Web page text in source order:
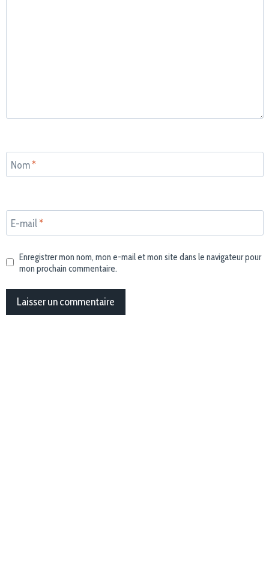
Nom *
E-mail *
Enregistrer mon nom, mon e-mail et mon site dans le navigateur pour
mon prochain commentaire.